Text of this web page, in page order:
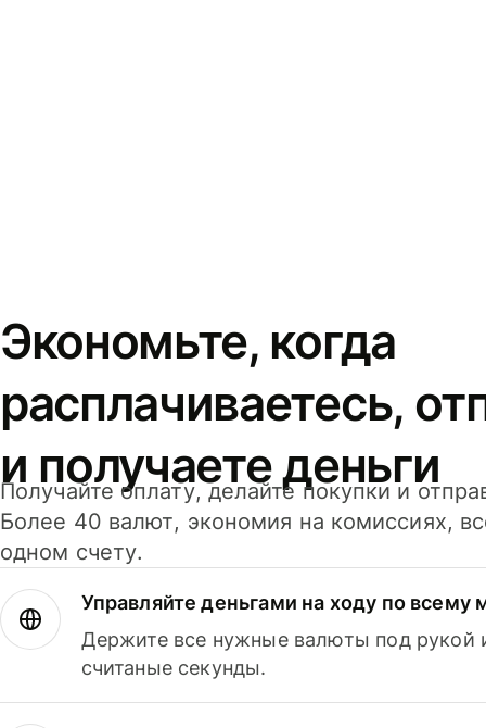
Экономьте, когда
расплачиваетесь,
и получаете деньги
Получайте оплату, делайте покупки и
Более 40 валют, экономия на комиссиях,
одном счету.
Управляйте деньгами на ходу по всему
Держите все нужные валюты под рукой
считаные секунды.